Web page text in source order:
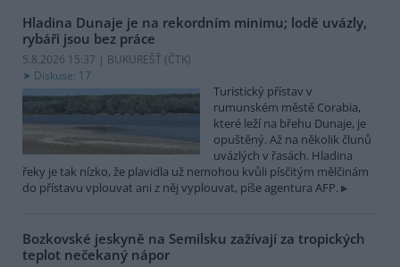
Hladina Dunaje je na rekordním minimu; lodě uvázly,
rybáři jsou bez práce
5.8.2026 15:37 | BUKUREŠŤ (ČTK)
Diskuse: 17
Turistický přístav v
rumunském městě Corabia,
které leží na břehu Dunaje, je
opuštěný. Až na několik člunů
uvázlých v řasách. Hladina
řeky je tak nízko, že plavidla už nemohou kvůli písčitým mělčinám
do přístavu vplouvat ani z něj vyplouvat, píše agentura AFP.
Bozkovské jeskyně na Semilsku zažívají za tropických
teplot nečekaný nápor